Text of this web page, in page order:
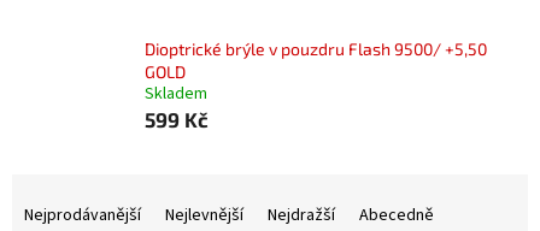
Dioptrické brýle v pouzdru Flash 9500/ +5,50
GOLD
Skladem
599 Kč
Nejprodávanější Nejlevnější Nejdražší Abecedně